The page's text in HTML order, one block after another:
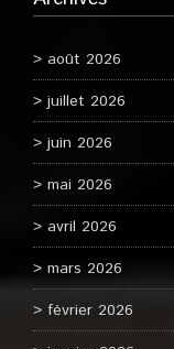
août 2026
juillet 2026
juin 2026
mai 2026
avril 2026
mars 2026
février 2026